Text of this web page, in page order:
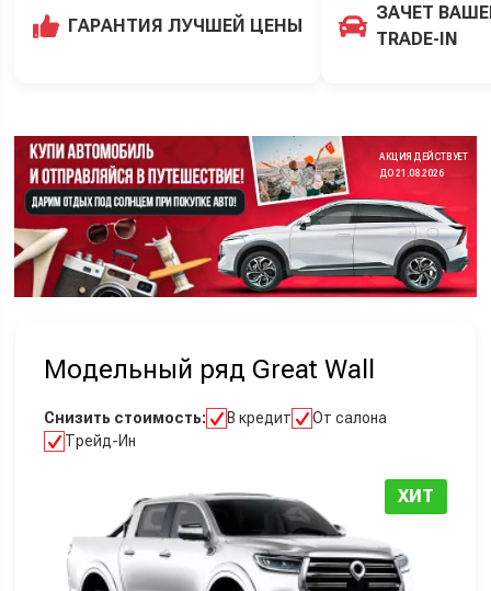
ГАРАНТИЯ ЛУЧШЕЙ ЦЕНЫ
ЗАЧЕТ
TRADE-IN
АКЦИЯ ДЕЙСТВУЕТ
ДО 21.08.2026
Модельный ряд Great Wall
Снизить стоимость: В кредит
От салона
Трейд-Ин
ХИТ